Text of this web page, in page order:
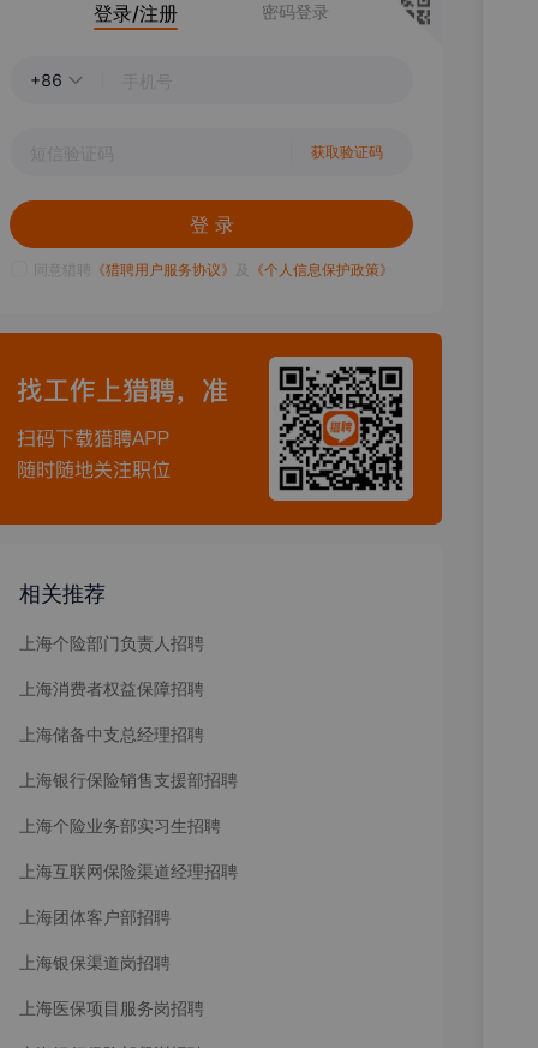
登录/注册 密码登录
+86
获取验证码
登 录
同意猎聘 《猎聘用户服务协议》 及 《个人信息保护政策》
相关推荐
上海个险部门负责人招聘
上海消费者权益保障招聘
上海储备中支总经理招聘
上海银行保险销售支援部招聘
上海个险业务部实习生招聘
上海互联网保险渠道经理招聘
上海团体客户部招聘
上海银保渠道岗招聘
上海医保项目服务岗招聘